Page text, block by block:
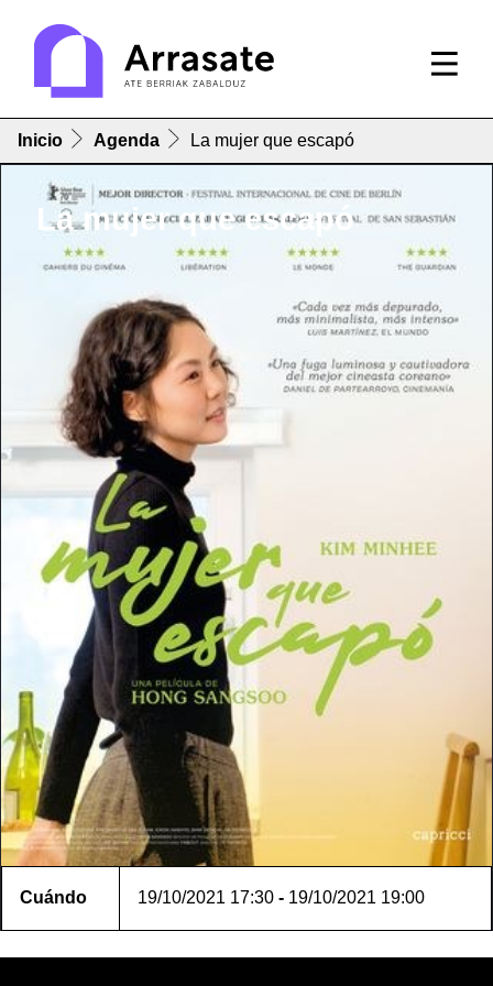
Inicio Agenda La mujer que escapó
La mujer que escapó
Cuándo 19/10/2021 17:30 - 19/10/2021 19:00